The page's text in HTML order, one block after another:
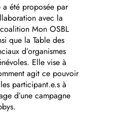
a été proposée par
avec la
Mon OSBL
que la Table des
d’organismes
Elle vise à
agit ce pouvoir
participant.e.s à
d’une campagne